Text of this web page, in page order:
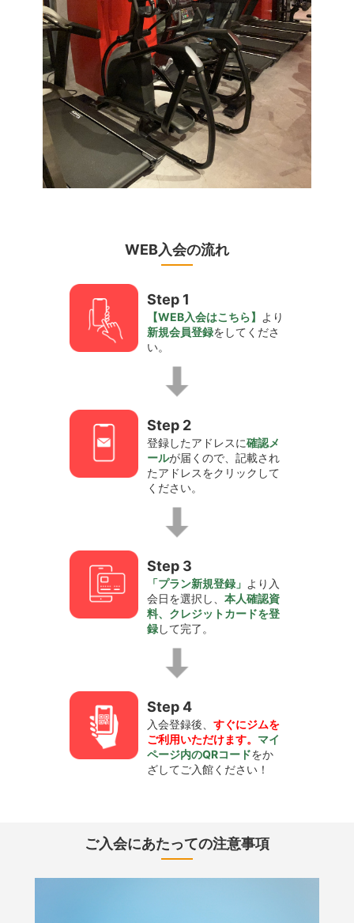
WEB入会の流れ
Step 1
【WEB入会はこちら】
より
新規会員登録をしてくださ
い。
Step 2
登録したアドレスに確認メ
ールが届くので、記載され
たアドレスをクリックして
ください。
Step 3
「プラン新規登録」 より入
会日を選択し、本人確認資
料、クレジットカードを登
録して完了。
Step 4
入会登録後、すぐにジムを
ご利用いただけます。 マイ
ページ内のQRコードをか
ざしてご入館ください！
ご入会にあたっての注意事項